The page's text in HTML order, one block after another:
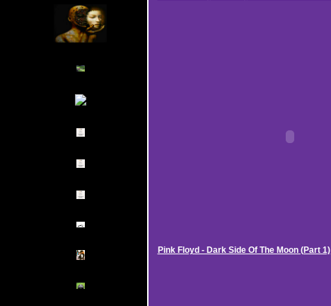
Pink Floyd - Dark Side Of The Moon (Part 1)